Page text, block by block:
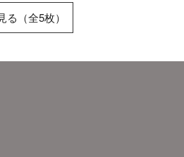
（全5枚）